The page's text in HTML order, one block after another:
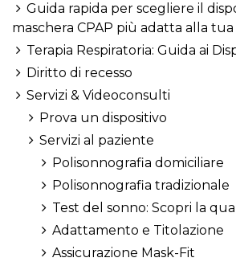
Guida rapida per scegliere il
maschera CPAP più adatta alla
Terapia Respiratoria: Guida ai
Diritto di recesso
Servizi & Videoconsulti
Prova un dispositivo
Servizi al paziente
Polisonnografia domiciliare
Polisonnografia tradizionale
Test del sonno: Scopri la
Adattamento e Titolazione
Assicurazione Mask-Fit